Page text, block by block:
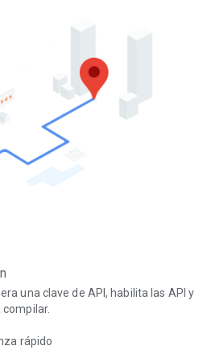
una clave de API, habilita las API y
compilar.
rápido